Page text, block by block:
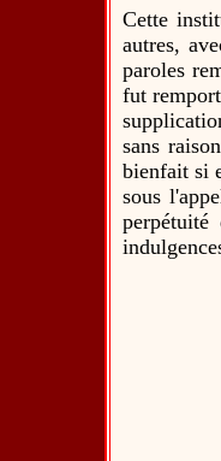
Cette
autres,
paroles
fut
sans
bienfait si
sous